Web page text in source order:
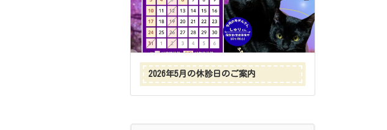
2026年5月の休診日のご案内